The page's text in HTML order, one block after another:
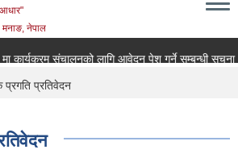
नेपाल
संचालनको लागि आवेदन पेश गर्ने सम्बन्धी सूचना
प्रगति प्रतिवेदन